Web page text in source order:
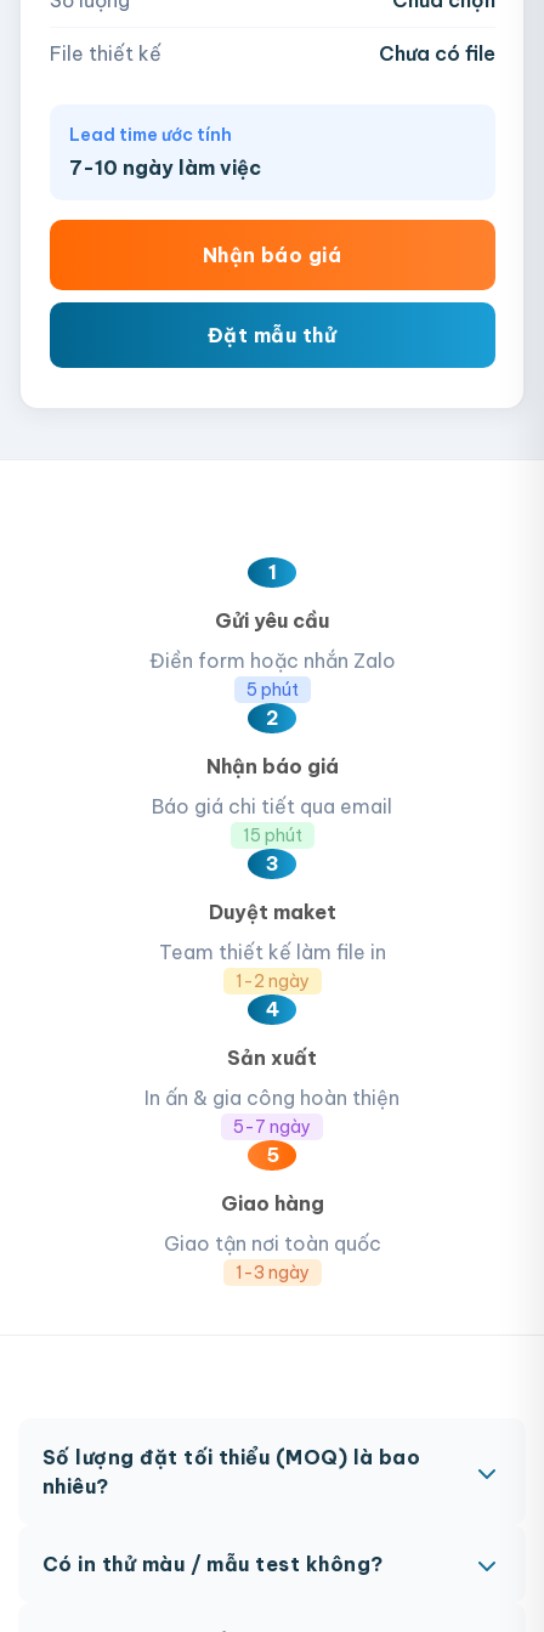
File thiết kế Chưa có file
Lead time ước tính
7-10 ngày làm việc
Nhận báo giá
Đặt mẫu thử
1
Gửi yêu cầu
Điền form hoặc nhắn Zalo
5 phút
2
Nhận báo giá
Báo giá chi tiết qua email
15 phút
3
Duyệt maket
Team thiết kế làm file in
1-2 ngày
4
Sản xuất
In ấn & gia công hoàn thiện
5-7 ngày
5
Giao hàng
Giao tận nơi toàn quốc
1-3 ngày
Số lượng đặt tối thiểu (MOQ) là bao
nhiêu?
đặc biệt có thể có MOQ khác nhau.
Có in thử màu / mẫu test không?